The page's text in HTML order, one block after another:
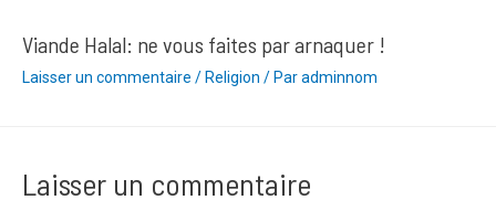
Viande Halal: ne vous faites par arnaquer !
Laisser un commentaire / Religion / Paradminnom
Laisser un commentaire